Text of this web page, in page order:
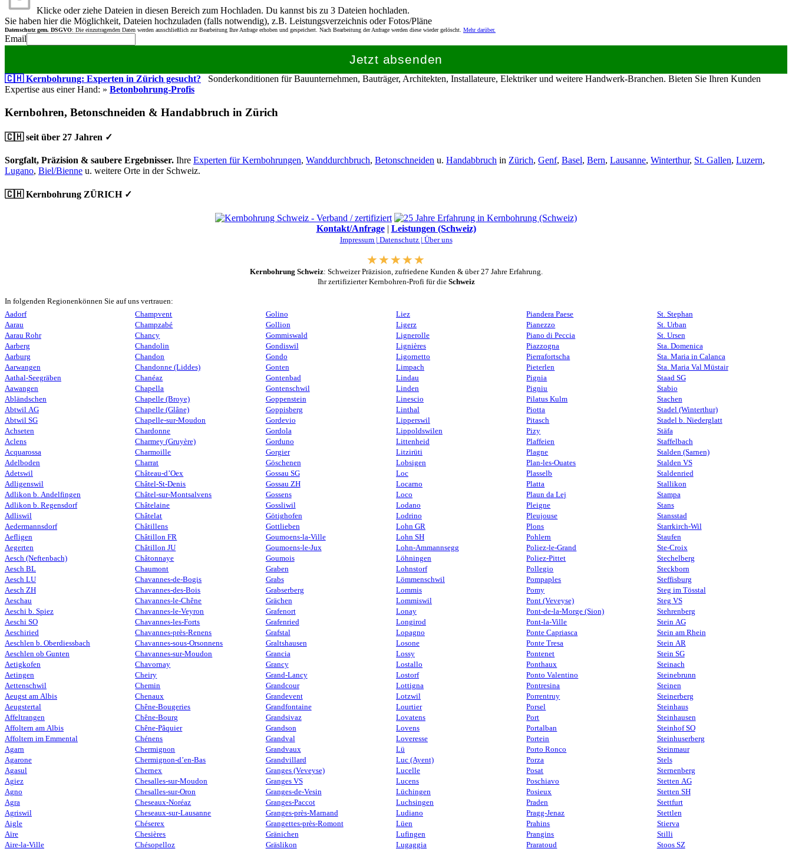
Klicke oder ziehe Dateien in diesen Bereich zum Hochladen. Du kannst bis zu 3 Dateien hochladen.
Sie haben hier die Möglichkeit, Dateien hochzuladen (falls notwendig), z.B. Leistungsverzeichnis oder Fotos/Pläne
Datenschutz gem. DSGVO: Die einzutragenden Daten werden ausschließlich zur Bearbeitung Ihre Anfrage erhoben und gespeichert. Nach Bearbeitung der Anfrage werden diese wieder gelöscht. Mehr darüber.
Email
Jetzt absenden
🇨🇭 Kernbohrung: Experten in Zürich gesucht? Sonderkonditionen für Bauunternehmen, Bauträger, Architekten, Installateure, Elektriker und weitere Handwerk-Branchen. Bieten Sie Ihren Kunden
Expertise aus einer Hand: » Betonbohrung-Profis
Kernbohren, Betonschneiden & Handabbruch in Zürich
🇨🇭 seit über 27 Jahren ✓
Sorgfalt, Präzision & saubere Ergebnisser. Ihre Experten für Kernbohrungen, Wanddurchbruch, Betonschneiden u. Handabbruch in Zürich, Genf, Basel, Bern, Lausanne, Winterthur, St. Gallen, Luzern,
Lugano, Biel/Bienne u. weitere Orte in der Schweiz.
🇨🇭 Kernbohrung ZÜRICH ✓
Kontakt/Anfrage| Leistungen (Schweiz)
Impressum | Datenschutz | Über uns
Kernbohrung Schweiz: Schweizer Präzision, zufriedene Kunden & über 27 Jahre Erfahrung.
Ihr zertifizierter Kernbohren-Profi für die Schweiz
In folgenden Regionenkönnen Sie auf uns vertrauen:
Aadorf
Aarau
Aarau Rohr
Aarberg
Aarburg
Aarwangen
Aathal-Seegräben
Aawangen
Abländschen
Abtwil AG
Abtwil SG
Achseten
Aclens
Acquarossa
Adelboden
Adetswil
Adligenswil
Adlikon b. Andelfingen
Adlikon b. Regensdorf
Adliswil
Aedermannsdorf
Aefligen
Aegerten
Aesch (Neftenbach)
Aesch BL
Aesch LU
Aesch ZH
Aeschau
Aeschi b. Spiez
Aeschi SO
Aeschiried
Aeschlen b. Oberdiessbach
Aeschlen ob Gunten
Aetigkofen
Aetingen
Aettenschwil
Aeugst am Albis
Aeugstertal
Affeltrangen
Affoltern am Albis
Affoltern im Emmental
Agarn
Agarone
Agasul
Agiez
Agno
Agra
Agriswil
Aigle
Aïre
Aire-la-Ville
Champvent
Champzabé
Chancy
Chandolin
Chandon
Chandonne (Liddes)
Chanéaz
Chapella
Chapelle (Broye)
Chapelle (Glâne)
Chapelle-sur-Moudon
Chardonne
Charmey (Gruyère)
Charmoille
Charrat
Château-d’Oex
Châtel-St-Denis
Châtel-sur-Montsalvens
Châtelaine
Châtelat
Châtillens
Châtillon FR
Châtillon JU
Châtonnaye
Chaumont
Chavannes-de-Bogis
Chavannes-des-Bois
Chavannes-le-Chêne
Chavannes-le-Veyron
Chavannes-les-Forts
Chavannes-près-Renens
Chavannes-sous-Orsonnens
Chavannes-sur-Moudon
Chavornay
Cheiry
Chemin
Chenaux
Chêne-Bougeries
Chêne-Bourg
Chêne-Pâquier
Chénens
Chermignon
Chermignon-d’en-Bas
Chernex
Chesalles-sur-Moudon
Chesalles-sur-Oron
Cheseaux-Noréaz
Cheseaux-sur-Lausanne
Chéserex
Chesières
Chésopelloz
Golino
Gollion
Gommiswald
Gondiswil
Gondo
Gonten
Gontenbad
Gontenschwil
Goppenstein
Goppisberg
Gordevio
Gordola
Gorduno
Gorgier
Göschenen
Gossau SG
Gossau ZH
Gossens
Gossliwil
Götighofen
Gottlieben
Goumoens-la-Ville
Goumoens-le-Jux
Goumois
Graben
Grabs
Grabserberg
Grächen
Grafenort
Grafenried
Grafstal
Graltshausen
Grancia
Grancy
Grand-Lancy
Grandcour
Grandevent
Grandfontaine
Grandsivaz
Grandson
Grandval
Grandvaux
Grandvillard
Granges (Veveyse)
Granges VS
Granges-de-Vesin
Granges-Paccot
Granges-près-Marnand
Grangettes-près-Romont
Gränichen
Gräslikon
Liez
Ligerz
Lignerolle
Lignières
Ligornetto
Limpach
Lindau
Linden
Linescio
Linthal
Lipperswil
Lippoldswilen
Littenheid
Litzirüti
Lobsigen
Loc
Locarno
Loco
Lodano
Lodrino
Lohn GR
Lohn SH
Lohn-Ammannsegg
Löhningen
Lohnstorf
Lömmenschwil
Lommis
Lommiswil
Lonay
Longirod
Lopagno
Losone
Lossy
Lostallo
Lostorf
Lottigna
Lotzwil
Lourtier
Lovatens
Lovens
Loveresse
Lü
Luc (Ayent)
Lucelle
Lucens
Lüchingen
Luchsingen
Ludiano
Lüen
Lufingen
Lugaggia
Piandera Paese
Pianezzo
Piano di Peccia
Piazzogna
Pierrafortscha
Pieterlen
Pignia
Pigniu
Pilatus Kulm
Piotta
Pitasch
Pizy
Plaffeien
Plagne
Plan-les-Ouates
Plasselb
Platta
Plaun da Lej
Pleigne
Pleujouse
Plons
Pohlern
Poliez-le-Grand
Poliez-Pittet
Pollegio
Pompaples
Pomy
Pont (Veveyse)
Pont-de-la-Morge (Sion)
Pont-la-Ville
Ponte Capriasca
Ponte Tresa
Pontenet
Ponthaux
Ponto Valentino
Pontresina
Porrentruy
Porsel
Port
Portalban
Portein
Porto Ronco
Porza
Posat
Poschiavo
Posieux
Praden
Pragg-Jenaz
Prahins
Prangins
Praratoud
St. Stephan
St. Urban
St. Ursen
Sta. Domenica
Sta. Maria in Calanca
Sta. Maria Val Müstair
Staad SG
Stabio
Stachen
Stadel (Winterthur)
Stadel b. Niederglatt
Stäfa
Staffelbach
Stalden (Sarnen)
Stalden VS
Staldenried
Stallikon
Stampa
Stans
Stansstad
Starrkirch-Wil
Staufen
Ste-Croix
Stechelberg
Steckborn
Steffisburg
Steg im Tösstal
Steg VS
Stehrenberg
Stein AG
Stein am Rhein
Stein AR
Stein SG
Steinach
Steinebrunn
Steinen
Steinerberg
Steinhaus
Steinhausen
Steinhof SO
Steinhuserberg
Steinmaur
Stels
Sternenberg
Stetten AG
Stetten SH
Stettfurt
Stettlen
Stierva
Stilli
Stoos SZ